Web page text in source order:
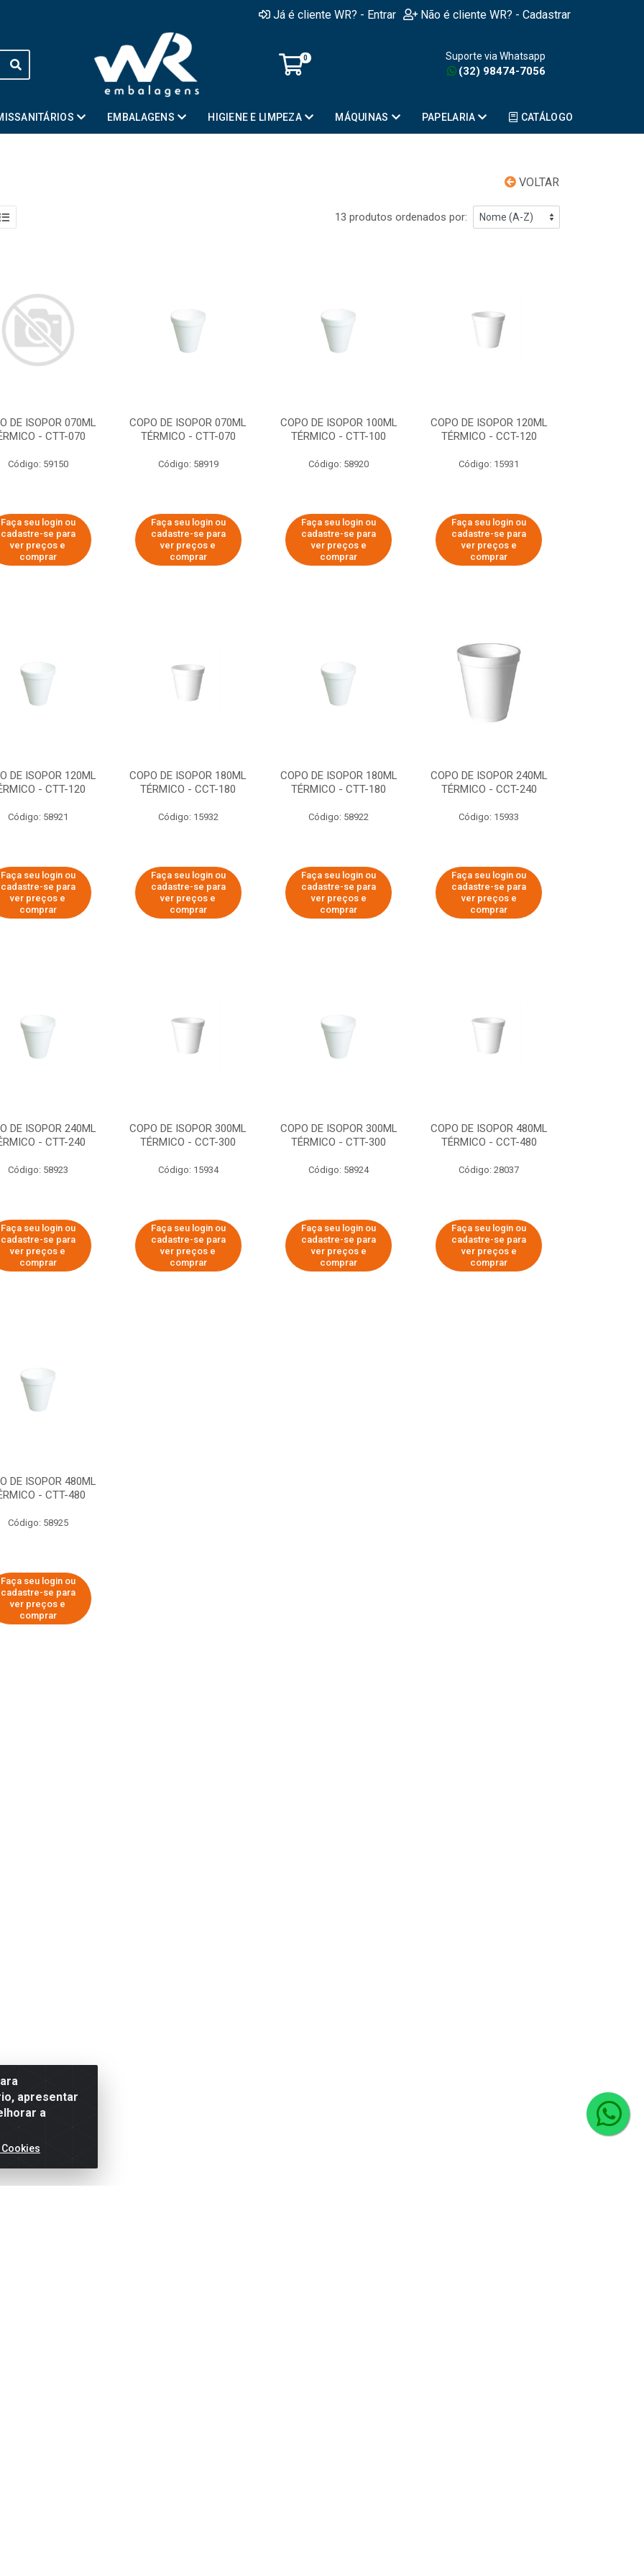
Já é cliente WR? - Entrar Não é cliente WR? - Cadastrar
0 Suporte via Whatsapp
(32) 98474-7056
EMBALAGENS HIGIENE E LIMPEZA MÁQUINAS PAPELARIA CATÁLOGO
VOLTAR
13 produtos ordenados por:
DE ISOPOR 070ML
- CTT-070
Código: 59150
Faça seu login ou
cadastre-se para
ver preços e
comprar
COPO DE ISOPOR 070ML
TÉRMICO - CTT-070
Código: 58919
Faça seu login ou
cadastre-se para
ver preços e
comprar
COPO DE ISOPOR 100ML
TÉRMICO - CTT-100
Código: 58920
Faça seu login ou
cadastre-se para
ver preços e
comprar
COPO DE ISOPOR 120ML
TÉRMICO - CCT-120
Código: 15931
Faça seu login ou
cadastre-se para
ver preços e
comprar
DE ISOPOR 120ML
- CTT-120
Código: 58921
Faça seu login ou
cadastre-se para
ver preços e
comprar
COPO DE ISOPOR 180ML
TÉRMICO - CCT-180
Código: 15932
Faça seu login ou
cadastre-se para
ver preços e
comprar
COPO DE ISOPOR 180ML
TÉRMICO - CTT-180
Código: 58922
Faça seu login ou
cadastre-se para
ver preços e
comprar
COPO DE ISOPOR 240ML
TÉRMICO - CCT-240
Código: 15933
Faça seu login ou
cadastre-se para
ver preços e
comprar
DE ISOPOR 240ML
- CTT-240
Código: 58923
Faça seu login ou
cadastre-se para
ver preços e
comprar
COPO DE ISOPOR 300ML
TÉRMICO - CCT-300
Código: 15934
Faça seu login ou
cadastre-se para
ver preços e
comprar
COPO DE ISOPOR 300ML
TÉRMICO - CTT-300
Código: 58924
Faça seu login ou
cadastre-se para
ver preços e
comprar
COPO DE ISOPOR 480ML
TÉRMICO - CCT-480
Código: 28037
Faça seu login ou
cadastre-se para
ver preços e
comprar
DE ISOPOR 480ML
- CTT-480
Código: 58925
Faça seu login ou
cadastre-se para
ver preços e
comprar
apresentar
a